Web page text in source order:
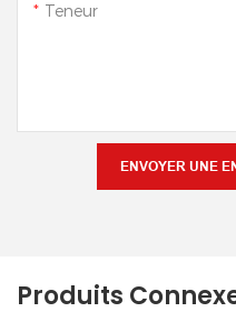
Teneur
ENVOYER UNE
Produits